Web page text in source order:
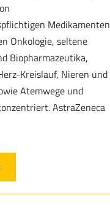
Medikamenten
Onkologie, seltene
Biopharmazeutika,
Kreislauf, Nieren und
Atemwege und
AstraZeneca